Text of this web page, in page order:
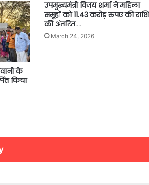
के
किया
उपमुख्यमंत्री विजय शर्मा ने महिला
समूहों को 11.43 करोड़ रुपए की राशि
की अंतरित….
March 24, 2026